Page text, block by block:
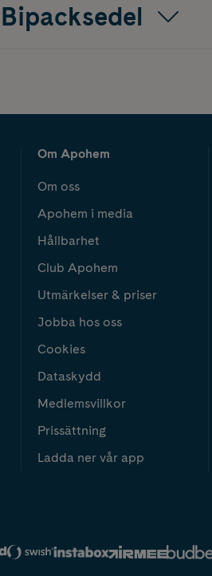
Bipacksedel
Om Apohem
Om oss
Apohem i media
Hållbarhet
Club Apohem
Utmärkelser & priser
Jobba hos oss
Cookies
Dataskydd
Medlemsvillkor
Prissättning
Ladda ner vår app